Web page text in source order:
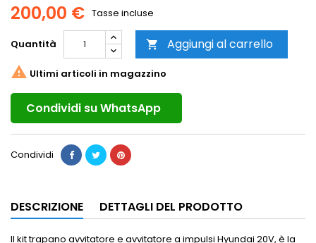
200,00 € Tasse incluse
Quantità  Aggiungi al carrello
 Ultimi articoli in magazzino
Condividi su WhatsApp
Condividi
DESCRIZIONE DETTAGLI DEL PRODOTTO
Il kit trapano avvitatore e avvitatore a impulsi Hyundai 20V, è la